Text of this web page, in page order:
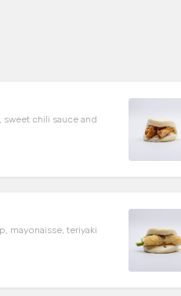
chili sauce and
mayonaisse, teriyaki